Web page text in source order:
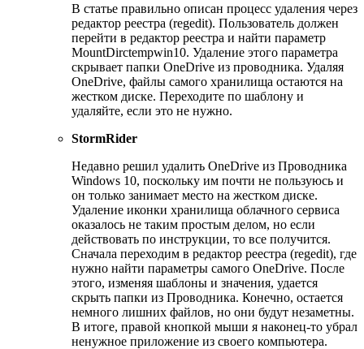
В статье правильно описан процесс удаления через
редактор реестра (regedit). Пользователь должен
перейти в редактор реестра и найти параметр
MountDirctempwin10. Удаление этого параметра
скрывает папки OneDrive из проводника. Удаляя
OneDrive, файлы самого хранилища остаются на
жестком диске. Переходите по шаблону и
удаляйте, если это не нужно.
StormRider
Недавно решил удалить OneDrive из Проводника
Windows 10, поскольку им почти не пользуюсь и
он только занимает место на жестком диске.
Удаление иконки хранилища облачного сервиса
оказалось не таким простым делом, но если
действовать по инструкции, то все получится.
Сначала переходим в редактор реестра (regedit), где
нужно найти параметры самого OneDrive. После
этого, изменяя шаблоны и значения, удается
скрыть папки из Проводника. Конечно, остается
немного лишних файлов, но они будут незаметны.
В итоге, правой кнопкой мыши я наконец-то убрал
ненужное приложение из своего компьютера.